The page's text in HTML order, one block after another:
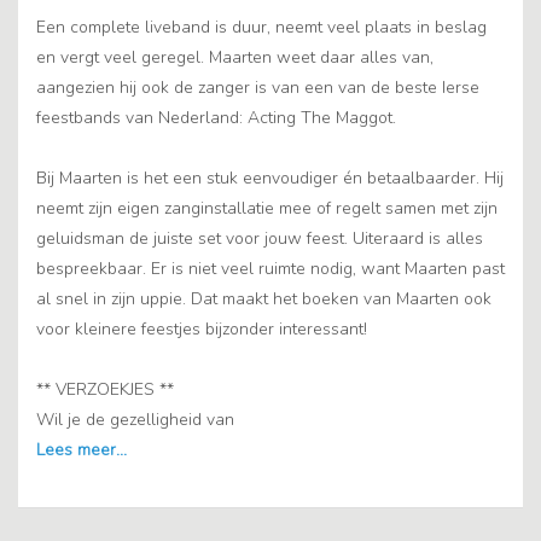
Een complete liveband is duur, neemt veel plaats in beslag
en vergt veel geregel. Maarten weet daar alles van,
aangezien hij ook de zanger is van een van de beste Ierse
feestbands van Nederland: Acting The Maggot.
Bij Maarten is het een stuk eenvoudiger én betaalbaarder. Hij
neemt zijn eigen zanginstallatie mee of regelt samen met zijn
geluidsman de juiste set voor jouw feest. Uiteraard is alles
bespreekbaar. Er is niet veel ruimte nodig, want Maarten past
al snel in zijn uppie. Dat maakt het boeken van Maarten ook
voor kleinere feestjes bijzonder interessant!
** VERZOEKJES **
Wil je de gezelligheid van